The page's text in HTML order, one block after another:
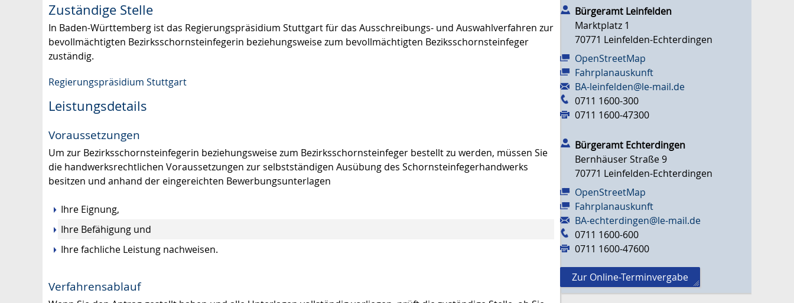
Zuständige Stelle
In Baden-Württemberg ist das Regierungspräsidium Stuttgart für das Ausschreibungs- und Auswahlverfahren zur
bevollmächtigten Bezirksschornsteinfegerin beziehungsweise zum bevollmächtigten Beziksschornsteinfeger
zuständig.
Regierungspräsidium Stuttgart
Leistungsdetails
Voraussetzungen
Um zur Bezirksschornsteinfegerin beziehungsweise zum Bezirksschornsteinfeger bestellt zu werden, müssen Sie
die handwerksrechtlichen Voraussetzungen zur selbstständigen Ausübung des Schornsteinfegerhandwerks
besitzen und anhand der eingereichten Bewerbungsunterlagen
Ihre Eignung,
Ihre Befähigung und
Ihre fachliche Leistung nachweisen.
Verfahrensablauf
Bürgeramt Leinfelden
Marktplatz 1
70771 Leinfelden-Echterdingen
OpenStreetMap
Fahrplanauskunft
BA-leinfelden@le-mail.de
0711 1600-300
0711 1600-47300
Bürgeramt Echterdingen
Bernhäuser Straße 9
70771 Leinfelden-Echterdingen
OpenStreetMap
Fahrplanauskunft
BA-echterdingen@le-mail.de
0711 1600-600
0711 1600-47600
Zur Online-Terminvergabe